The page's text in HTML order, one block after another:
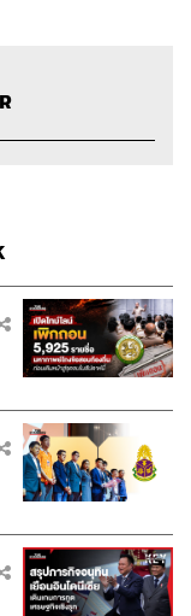
ะเกียรติ
า แซ่เต็ง
รรณกุล, ธิติกร ลิ้ม
ยา อิสสรานุสรณ์